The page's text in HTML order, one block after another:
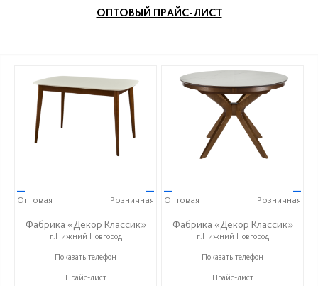
ОПТОВЫЙ ПРАЙС-ЛИСТ
—
Оптовая
—
Розничная
Фабрика «Декор Классик»
г.Нижний Новгород
+7 (831) 614-39-98
Показать телефон
Прайс-лист
—
Оптовая
—
Розничная
Фабрика «Декор Классик»
г.Нижний Новгород
+7 (831) 614-39-98
Показать телефон
Прайс-лист